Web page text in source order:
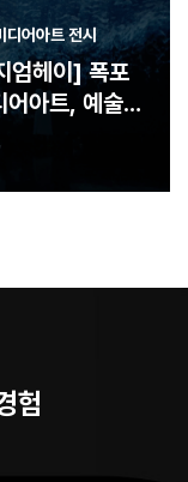
디어아트 전시
엄헤이] 폭포
어아트, 예술
험